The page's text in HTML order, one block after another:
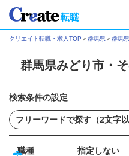
クリエイト転職・求人TOP ＞群馬県＞群馬
群馬県みどり市・
検索条件の設定
職種 指定しない